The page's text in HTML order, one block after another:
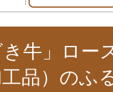
き牛」ロ
品）のふ